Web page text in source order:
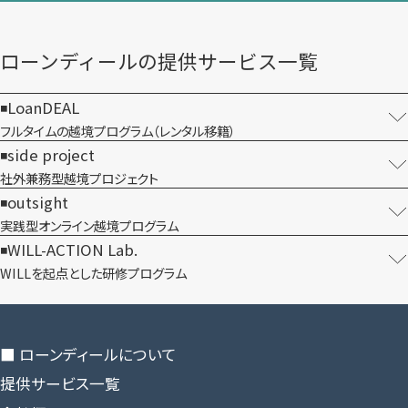
ローンディールの​提供サービス一覧
LoanDEAL
フルタイムの越境プログラム​（レンタル移籍）
side project
社外兼務型​越境プロジェクト
outsight
実践型オンライン​越境プログラム
WILL-ACTION Lab.
WILLを​起点とした​研修プログラム
■ ローンディールに​ついて
提供サービス一覧